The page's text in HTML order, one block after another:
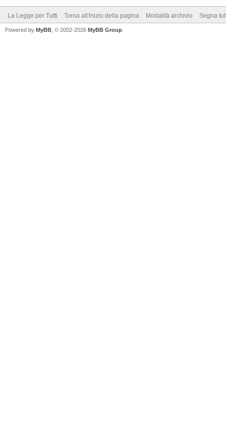
La Legge per Tutti Torna all'inizio della pagina Modalità archivio Segna
Powered by MyBB , © 2002-2026 MyBB Group